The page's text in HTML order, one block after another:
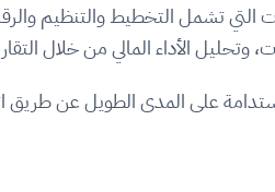
التي تشمل التخطيط والتنظيم
وتحليل الأداء المالي من خلال
على المدى الطويل عن